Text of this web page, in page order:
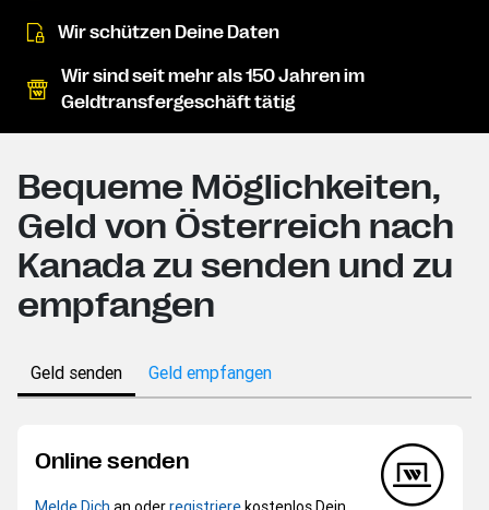
Wir schützen Deine Daten
Wir sind seit mehr als 150 Jahren im
Geldtransfergeschäft tätig
Bequeme Möglichkeiten,
Geld von Österreich nach
Kanada zu senden und zu
empfangen
Geld senden Geld empfangen
Online senden